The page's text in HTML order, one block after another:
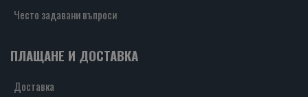
Често задавани въпроси
ПЛАЩАНЕ И ДОСТАВКА
Доставка